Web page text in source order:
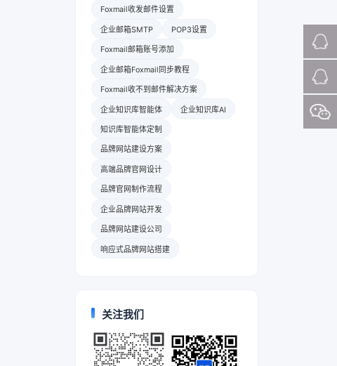
Foxmail收发邮件设置
企业邮箱SMTP POP3设置
Foxmail邮箱账号添加
企业邮箱Foxmail同步教程
Foxmail收不到邮件解决方案
企业知识库智能体 企业知识库AI
知识库智能体定制
品牌网站建设方案
高端品牌官网设计
品牌官网制作流程
企业品牌网站开发
品牌网站建设公司
响应式品牌网站搭建
关注我们